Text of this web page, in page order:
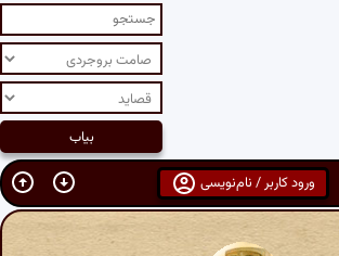
ورود کاربر / نام‌نویسی